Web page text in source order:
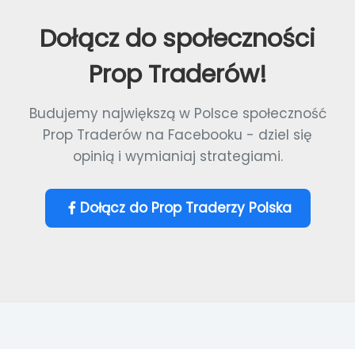
Dołącz do społeczności
Prop Traderów!
Budujemy największą w Polsce społeczność
Prop Traderów na Facebooku - dziel się
opinią i wymianiaj strategiami.
Dołącz do Prop Traderzy Polska